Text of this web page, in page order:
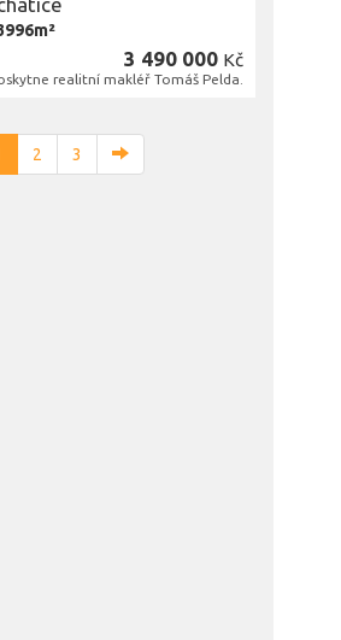
3 490 000 Kč
realitní makléř Tomáš Pelda.
2 3